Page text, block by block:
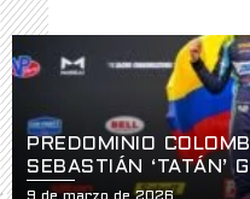
PREDOMINIO
SEBASTIÁN ‘TATÁN’
HISTÓRICO EN LA